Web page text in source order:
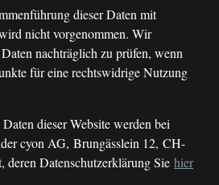
dieser Daten mit
nicht vorgenommen. Wir
nachträglich zu prüfen, wenn
für eine rechtswidrige Nutzung
dieser Website werden bei
cyon AG, Brungässlein 12, CH-
deren Datenschutzerklärung Sie hier